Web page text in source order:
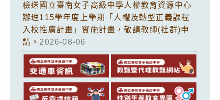
檢送國立臺南女子高級中學人權教育資源中心
辦理115學年度上學期「人權及轉型正義課程
入校推廣計畫」實施計畫，敬請教師(社群)申
請。 2026-08-06